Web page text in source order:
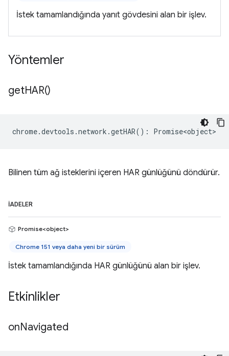
İstek tamamlandığında yanıt gövdesini alan bir işlev.
Yöntemler
getHAR()
chrome.devtools .network .getHAR() : Promise<object>
Bilinen tüm ağ isteklerini içeren HAR günlüğünü döndürür.
İADELER
Promise<object>
Chrome 151 veya daha yeni bir sürüm
İstek tamamlandığında HAR günlüğünü alan bir işlev.
Etkinlikler
onNavigated